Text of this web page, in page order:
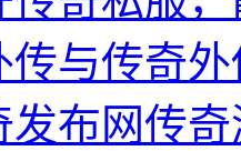
传与传奇
发布网传